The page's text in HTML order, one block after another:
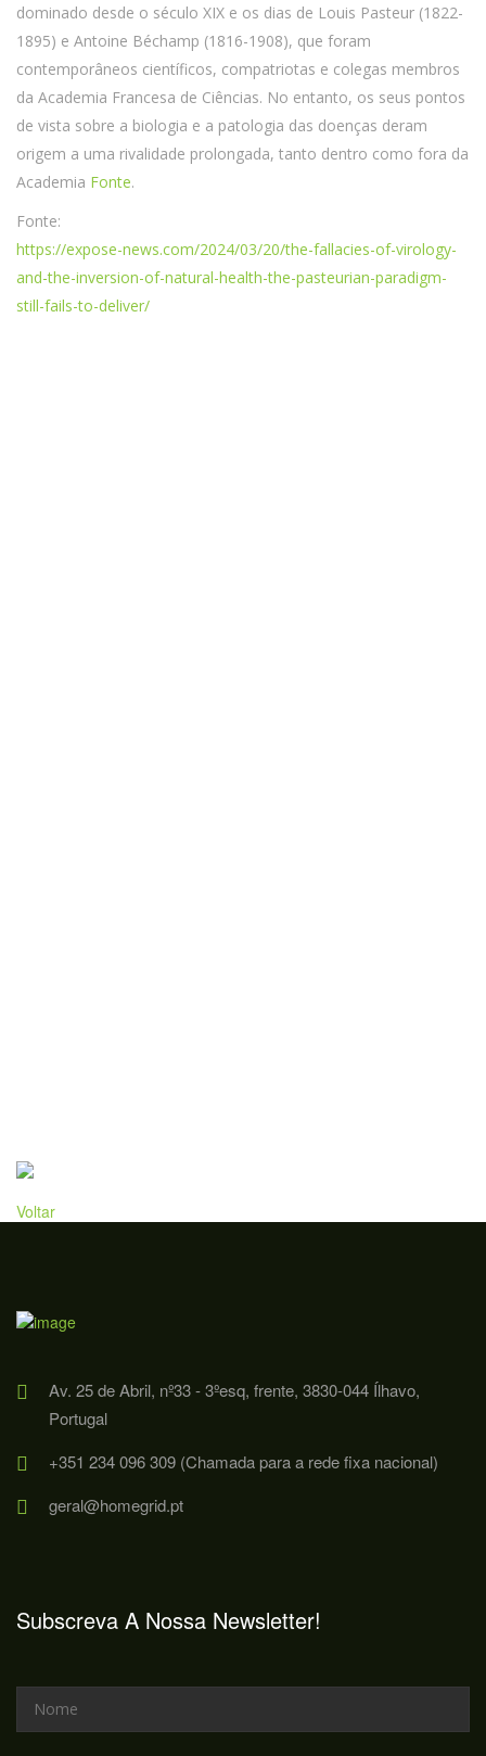
dominado desde o século XIX e os dias de Louis Pasteur (1822-
1895) e Antoine Béchamp (1816-1908), que foram
contemporâneos científicos, compatriotas e colegas membros
da Academia Francesa de Ciências. No entanto, os seus pontos
de vista sobre a biologia e a patologia das doenças deram
origem a uma rivalidade prolongada, tanto dentro como fora da
Academia Fonte.
Fonte:
https://expose-news.com/2024/03/20/the-fallacies-of-virology-
and-the-inversion-of-natural-health-the-pasteurian-paradigm-
still-fails-to-deliver/
Voltar
Av. 25 de Abril, nº33 - 3ºesq, frente, 3830-044 Ílhavo,
Portugal
+351 234 096 309 (Chamada para a rede fixa nacional)
geral@homegrid.pt
Subscreva A Nossa Newsletter!